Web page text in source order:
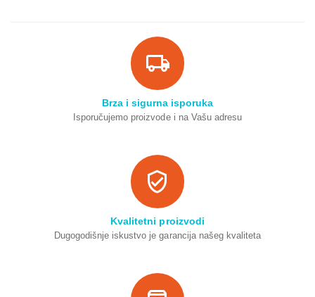
Brza i sigurna isporuka
Isporučujemo proizvode i na Vašu adresu
Kvalitetni proizvodi
Dugogodišnje iskustvo je garancija našeg kvaliteta